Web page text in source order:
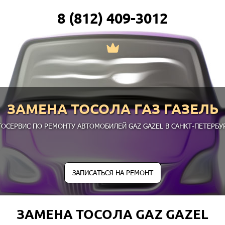
8 (812) 409-3012
ЗАМЕНА ТОСОЛА ГАЗ ГАЗЕЛЬ
ПО РЕМОНТУ АВТОМОБИЛЕЙ GAZ GAZEL В САНКТ-
ЗАПИСАТЬСЯ НА РЕМОНТ
ЗАМЕНА ТОСОЛА GAZ GAZEL